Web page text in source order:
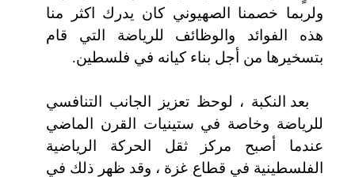
ولربما خصمنا الصهيوني كان يدرك اكثر منا
هذه الفوائد والوظائف للرياضة التي قام
بتسخيرها من أجل بناء كيانه في فلسطين.
بعد النكبة ، لوحظ تعزيز الجانب التنافسي
للرياضة وخاصة في ستينيات القرن الماضي
عندما أصبح مركز ثقل الحركة الرياضية
الفلسطينية في قطاع غزة ، وقد ظهر ذلك في